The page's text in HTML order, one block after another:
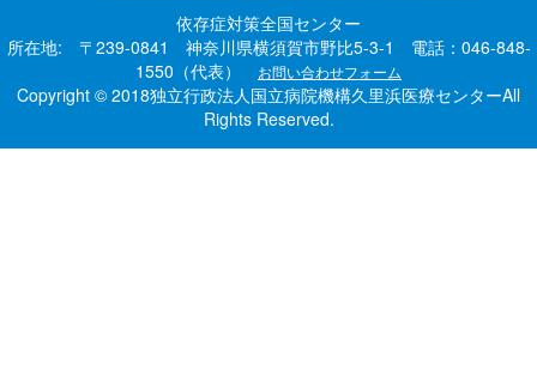
依存症対策全国センター
所在地: 〒239-0841 神奈川県横須賀市野比5-3-1 電話：046-848-
1550（代表）
お問い合わせフォーム
Copyright © 2018独立行政法人国立病院機構久里浜医療センターAll
Rights Reserved.